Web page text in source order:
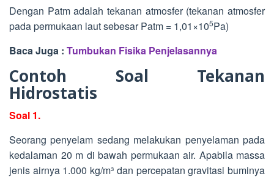
Dengan Patm adalah tekanan atmosfer (tekanan atmosfer
pada permukaan laut sebesar Patm = 1,01×105Pa)
Baca Juga : Tumbukan Fisika Penjelasannya
Contoh Soal Tekanan
Hidrostatis
Soal 1.
Seorang penyelam sedang melakukan penyelaman pada
kedalaman 20 m di bawah permukaan air. Apabila massa
jenis airnya 1.000 kg/m³ dan percepatan gravitasi buminya